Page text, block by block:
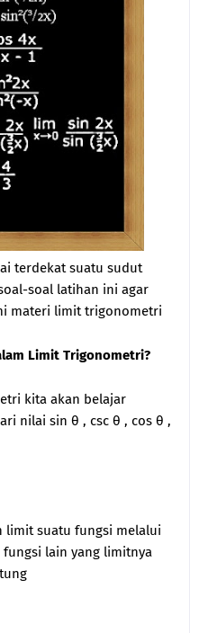
terdekat suatu sudut
soal latihan ini agar
materi limit trigonometri
Limit Trigonometri?
kita akan belajar
nilai sin θ , csc θ , cos θ ,
limit suatu fungsi melalui
lain yang limitnya